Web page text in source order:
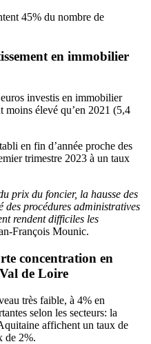
45% du nombre de
en immobilier
investis en immobilier
moins élevé qu’en 2021 (5,4
en fin d’année proche des
trimestre 2023 à un taux
prix du foncier, la hausse des
procédures administratives
rendent difficiles les
François Mounic.
concentration en
de Loire
très faible, à 4% en
selon les secteurs: la
affichent un taux de
de 2%.